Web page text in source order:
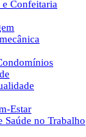
Confeitaria
Estar
Saúde no Trabalho